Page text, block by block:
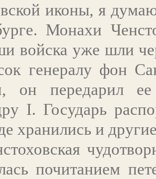
иконы, я
Монахи
войска уже шли
генералу фон
он передарил
I. Государь
хранились и
почитанием